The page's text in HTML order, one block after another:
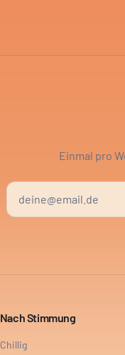
Einmal pro
Nach Stimmung
Chillig